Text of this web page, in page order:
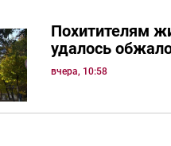
Похитителям
удалось
вчера, 10:58